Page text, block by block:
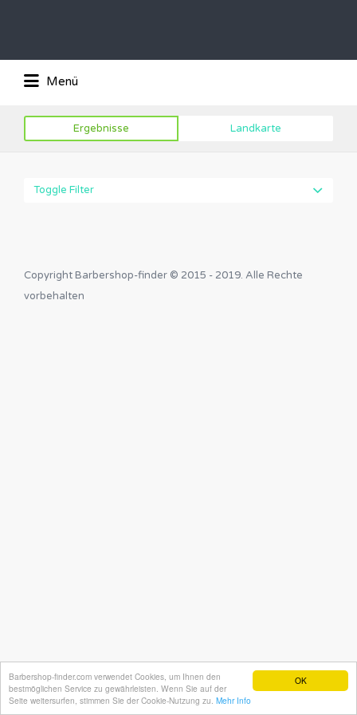
OK
Barbershop-finder.com verwendet Cookies, um Ihnen den
bestmöglichen Service zu gewährleisten. Wenn Sie auf der
Seite weitersurfen, stimmen Sie der Cookie-Nutzung zu. Mehr Info
Das Barber-Shop Verzechnis
Menü
Ergebnisse Landkarte
Toggle Filter
Copyright Barbershop-finder © 2015 - 2019. Alle Rechte
vorbehalten